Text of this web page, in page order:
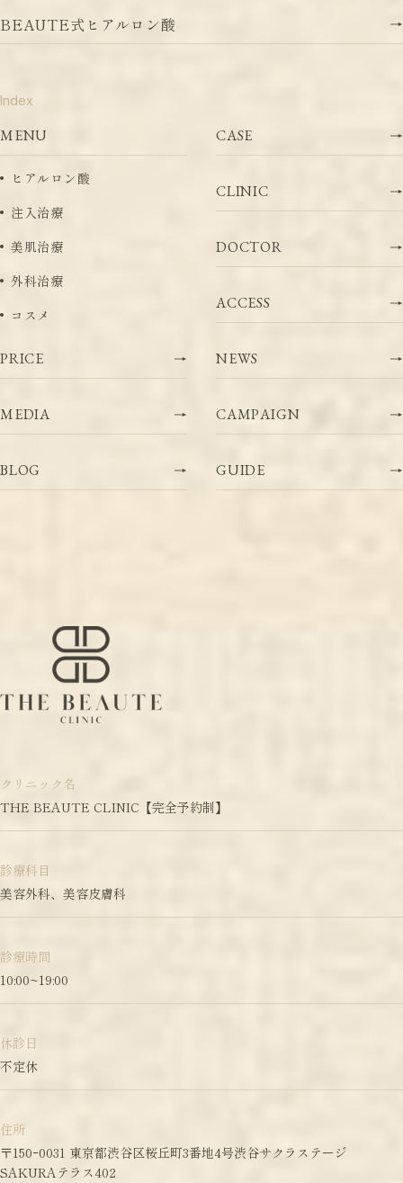
BEAUTE式 ヒ アルロ ン酸
Index
MENU
ヒ アル ロ ン酸
注 入 治療
美肌治療
外科治療
コ ス メ
PRICE
CASE
CLINIC
DOCTOR
ACCESS
NEWS
MEDIA CAMPAIGN
BLOG GUIDE
クリニック名
THE BEAUTE CLINIC【完全予約制】
診療科目
美容外科、美容皮膚科
診療時間
10:00~19:00
休診日
不定休
住所
〒150ｰ0031 東京都渋谷区桜丘町3番地4号渋谷サクラステージ
SAKURAテラス402